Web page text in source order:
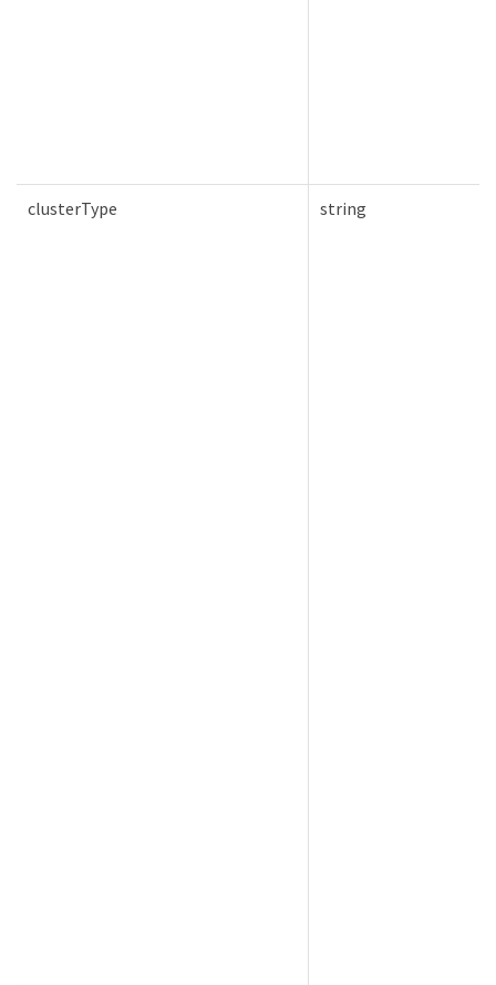
clusterType string